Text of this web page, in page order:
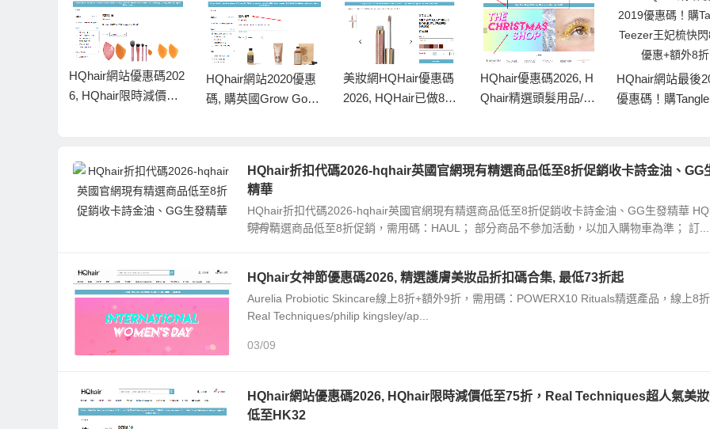
HQhair網站2020優惠
碼, 購英國Grow Gorg
美妝網HQHair優惠碼
2026, HQHair已做8折
HQhair優惠碼2026, H
Qhair精選頭髮用品/美
HQhair網站最後2019
優惠碼！購Tangle Tee
HQhair網站 頭髮
Winter Sale優惠/
HQhair折扣代碼2026-hqhair英國官網現有精選商品低至8折促銷收卡詩金油、GG
精華
HQhair折扣代碼2026-hqhair英國官網現有精選商品低至8折促銷收卡詩金油、GG生發精華
現有精選商品低至8折促銷，需用碼：HAUL； 部分商品不參加活動，以加入購物車為準； 訂...
03/05
HQhair女神節優惠碼2026, 精選護膚美妝品折扣碼合集, 最低73折起
Aurelia Probiotic Skincare線上8折+額外9折，需用碼：POWERX10 Rituals精選產品，線上8折
Real Techniques/philip kingsley/ap...
03/09
HQhair網站優惠碼2026, HQhair限時減價低至75折，Real Techniques超人氣美
低至HK32